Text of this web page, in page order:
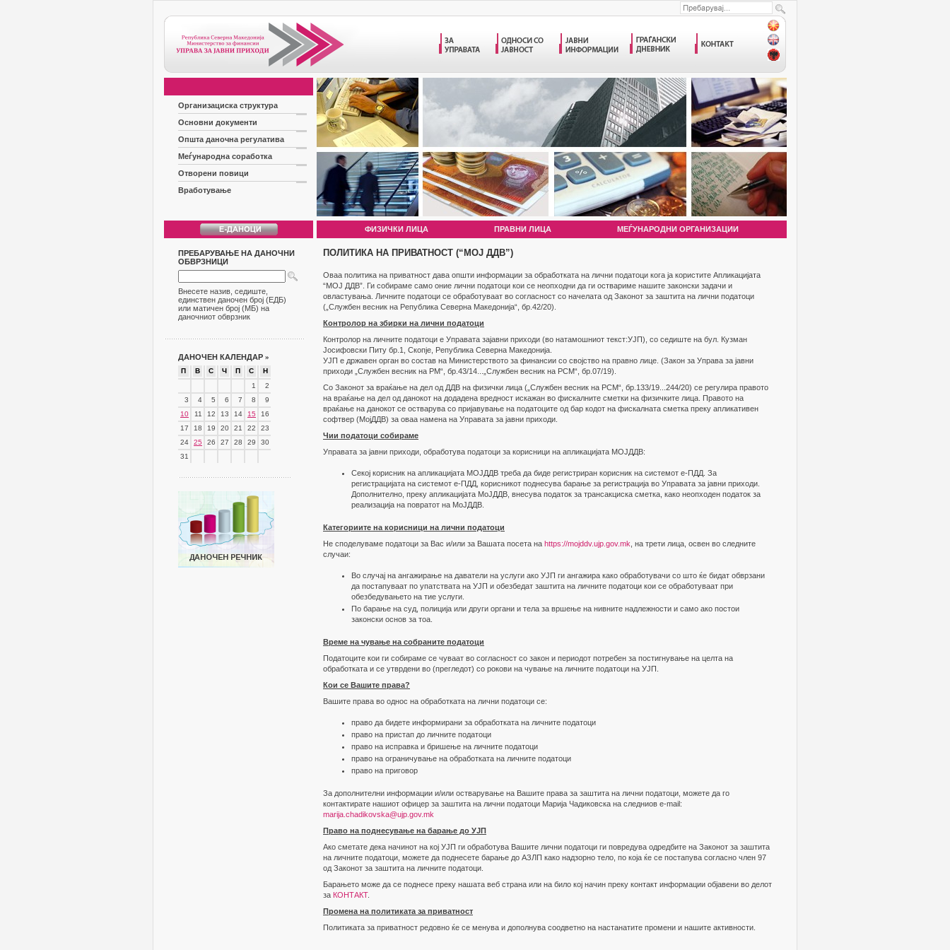
Организациска структура
Основни документи
Општа даночна регулатива
Меѓународна соработка
Отворени повици
Вработување
ФИЗИЧКИ ЛИЦА ПРАВНИ ЛИЦА МЕЃУНАРОДНИ ОРГАНИЗАЦИИ
ПРЕБАРУВАЊЕ НА ДАНОЧНИ
ОБВРЗНИЦИ
Внесете назив, седиште,
единствен даночен број (ЕДБ)
или матичен број (МБ) на
даночниот обврзник
ДАНОЧЕН КАЛЕНДАР »
П В С Ч П С
Н
1
2
3
4 5 6 7 8
9
10
11 12 13 14 15
16
17
18 19 20 21 22
23
24
25 26 27 28 29
30
31
ПОЛИТИКА НА ПРИВАТНОСТ (“МОЈ ДДВ”)
Оваа политика на приватност дава општи информации за обработката на лични податоци кога ја користите Апликацијата
“МОЈ ДДВ”. Ги собираме само оние лични податоци кои се неопходни да ги оствариме нашите законски задачи и
овластувања. Личните податоци се обработуваат во согласност со начелата од Законот за заштита на лични податоци
(„Службен весник на Република Северна Македонија“, бр.42/20).
Контролор на збирки на лични податоци
Контролор на личните податоци е Управата зајавни приходи (во натамошниот текст:УЈП), со седиште на бул. Кузман
Јосифовски Питу бр.1, Скопје, Република Северна Македонија.
УЈП е државен орган во состав на Министерството за финансии со својство на правно лице. (Закон за Управа за јавни
приходи „Службен весник на РМ“, бр.43/14...„Службен весник на РСМ“, бр.07/19).
Со Законот за враќање на дел од ДДВ на физички лица („Службен весник на РСМ“, бр.133/19...244/20) се регулира правото
на враќање на дел од данокот на додадена вредност искажан во фискалните сметки на физичките лица. Правото на
враќање на данокот се остварува со пријавување на податоците од бар кодот на фискалната сметка преку апликативен
софтвер (МојДДВ) за оваа намена на Управата за јавни приходи.
Чии податоци собираме
Управата за јавни приходи, обработува податоци за корисници на апликацијата МОЈДДВ:
Секој корисник на апликацијата МОЈДДВ треба да биде регистриран корисник на системот е-ПДД. За
регистрацијата на системот е-ПДД, корисникот поднесува барање за регистрација во Управата за јавни приходи.
Дополнително, преку апликацијата МoЈДДВ, внесува податок за трансакциска сметка, како неопходен податок за
реализација на повратот на МoЈДДВ.
Категориите на корисници на лични податоци
Не споделуваме податоци за Вас и/или за Вашата посета на https://mojddv.ujp.gov.mk , на трети лица, освен во следните
случаи:
Во случај на ангажирање на даватели на услуги ако УЈП ги ангажира како обработувачи со што ќе бидат обврзани
да постапуваат по упатствата на УЈП и обезбедат заштита на личните податоци кои се обработуваат при
обезбедувањето на тие услуги.
По барање на суд, полиција или други органи и тела за вршење на нивните надлежности и само ако постои
законски основ за тоа.
Време на чување на собраните податоци
Податоците кои ги собираме се чуваат во согласност со закон и периодот потребен за постигнување на целта на
обработката и се утврдени во (прегледот) со рокови на чување на личните податоци на УЈП.
Кои се Вашите права?
Вашите права во однос на обработката на лични податоци се:
право да бидете информирани за обработката на личните податоци
право на пристап до личните податоци
право на исправка и бришење на личните податоци
право на ограничување на обработката на личните податоци
право на приговор
За дополнителни информации и/или остварување на Вашите права за заштита на лични податоци, можете да го
контактирате нашиот офицер за заштита на лични податоци Марија Чадиковска на следниов e-mail:
marija.chadikovska@ujp.gov.mk
Право на поднесување на барање до УЈП
Ако сметате дека начинот на кој УЈП ги обработува Вашите лични податоци ги повредува одредбите на Законот за заштита
на личните податоци, можете да поднесете барање до АЗЛП како надзорно тело, по која ќе се постапува согласно член 97
од Законот за заштита на личните податоци.
Барањето може да се поднесе преку нашата веб страна или на било кој начин преку контакт информации објавени во делот
за КОНТАКТ.
Промена на политиката за приватност
Политиката за приватност редовно ќе се менува и дополнува соодветно на настанатите промени и нашите активности.